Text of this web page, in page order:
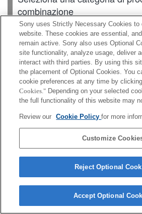
combinazione
Scheda di memoria
Alimentazione
Accessori
A seconda del paese o dell'area
prodotti visualizzati potrebbero
Sony uses Strictly Necessary Cookies to
website. These cookies are essential,
remain active. Sony also uses Optional
site functionality, analyze usage, deliver
interact with third parties. By using this
the placement of Optional Cookies. You
cookie preferences at any time by clicking
Cookies." Depending on your selected
the full functionality of this website may
Review our Cookie Policyfor more
Customize
Reject Optional
Accept Optional